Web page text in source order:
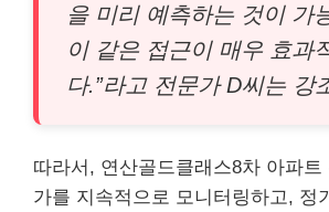
을 미리 예측하는 것이 가
이 같은 접근이 매우 효과
다.”라고 전문가 D씨는 강
따라서, 연산골드클래스8차 아파트
가를 지속적으로 모니터링하고, 정